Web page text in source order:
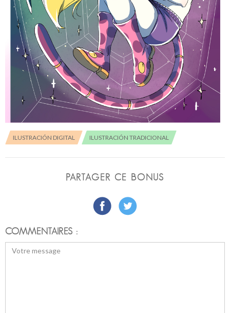
ILUSTRACIÓN DIGITAL ILUSTRACIÓN TRADICIONAL
PARTAGER CE BONUS
COMMENTAIRES :